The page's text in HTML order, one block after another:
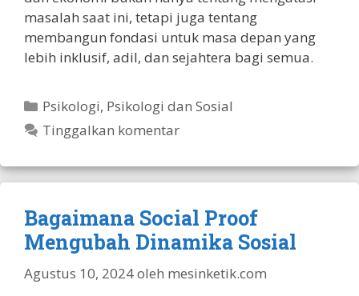
masalah saat ini, tetapi juga tentang
membangun fondasi untuk masa depan yang
lebih inklusif, adil, dan sejahtera bagi semua.
Kategori
Psikologi, Psikologi dan Sosial
Tinggalkan komentar
Bagaimana Social Proof
Mengubah Dinamika Sosial
Agustus 10, 2024oleh mesinketik.com